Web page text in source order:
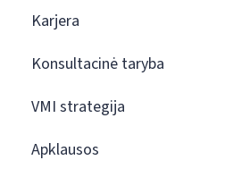
Karjera
Konsultacinė taryba
VMI strategija
Apklausos